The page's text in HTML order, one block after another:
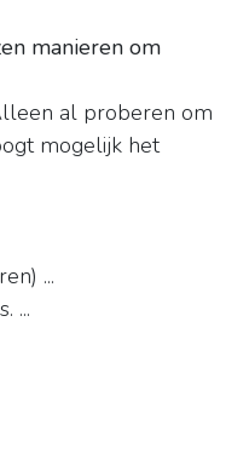
manieren om
al proberen om
mogelijk het
...
...